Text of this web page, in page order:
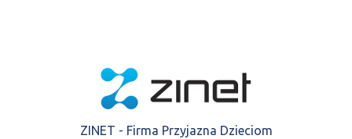
ZINET - Firma Przyjazna Dzieciom